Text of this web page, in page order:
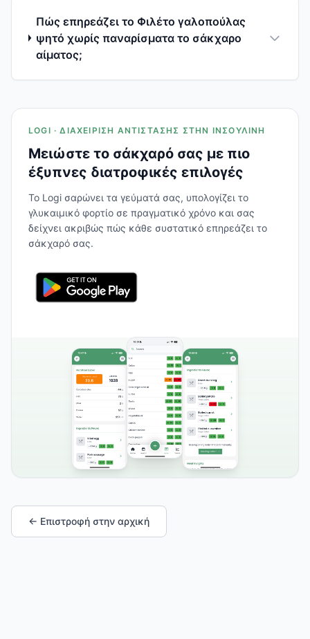
Πώς επηρεάζει το Φιλέτο γαλοπούλας
ψητό χωρίς παναρίσματα το σάκχαρο
αίματος;
LOGI · ΔΙΑΧΕΊΡΙΣΗ ΑΝΤΊΣΤΑΣΗΣ ΣΤΗΝ ΙΝΣΟΥΛΊΝΗ
Μειώστε το σάκχαρό σας με πιο
έξυπνες διατροφικές επιλογές
Το Logi σαρώνει τα γεύματά σας, υπολογίζει το
γλυκαιμικό φορτίο σε πραγματικό χρόνο και σας
δείχνει ακριβώς πώς κάθε συστατικό επηρεάζει το
σάκχαρό σας.
← Επιστροφή στην αρχική